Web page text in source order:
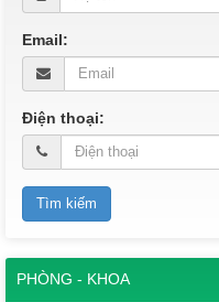
Email:
Điện thoại:
PHÒNG - KHOA